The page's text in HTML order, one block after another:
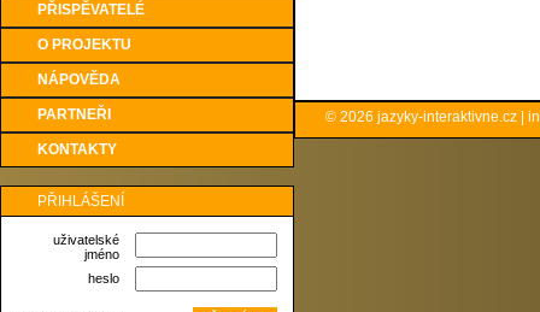
PŘISPĚVATELÉ
O PROJEKTU
NÁPOVĚDA
PARTNEŘI
KONTAKTY
PŘIHLÁŠENÍ
uživatelské
jméno
heslo
© 2026 jazyky-interaktivne.cz